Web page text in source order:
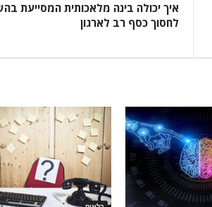
איך יכולה בינה מלאכותית המסייעת
לחסוך כסף רב לארגון